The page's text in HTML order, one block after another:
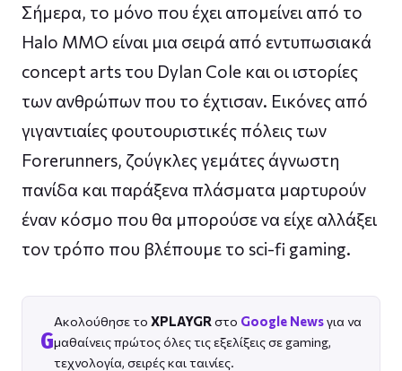
Σήμερα, το μόνο που έχει απομείνει από το
Halo MMO είναι μια σειρά από εντυπωσιακά
concept arts του Dylan Cole και οι ιστορίες
των ανθρώπων που το έχτισαν. Εικόνες από
γιγαντιαίες φουτουριστικές πόλεις των
Forerunners, ζούγκλες γεμάτες άγνωστη
πανίδα και παράξενα πλάσματα μαρτυρούν
έναν κόσμο που θα μπορούσε να είχε αλλάξει
τον τρόπο που βλέπουμε το sci-fi gaming.
G
Ακολούθησε το XPLAYGR στο Google Newsγια να
μαθαίνεις πρώτος όλες τις εξελίξεις σε gaming,
τεχνολογία, σειρές και ταινίες.